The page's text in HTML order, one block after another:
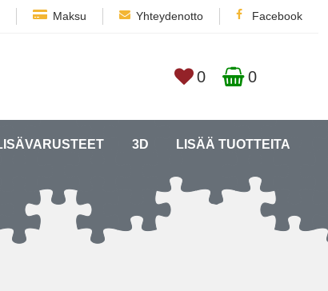
Maksu Yhteydenotto Facebook
0 0
3D LISÄÄ TUOTTEITA